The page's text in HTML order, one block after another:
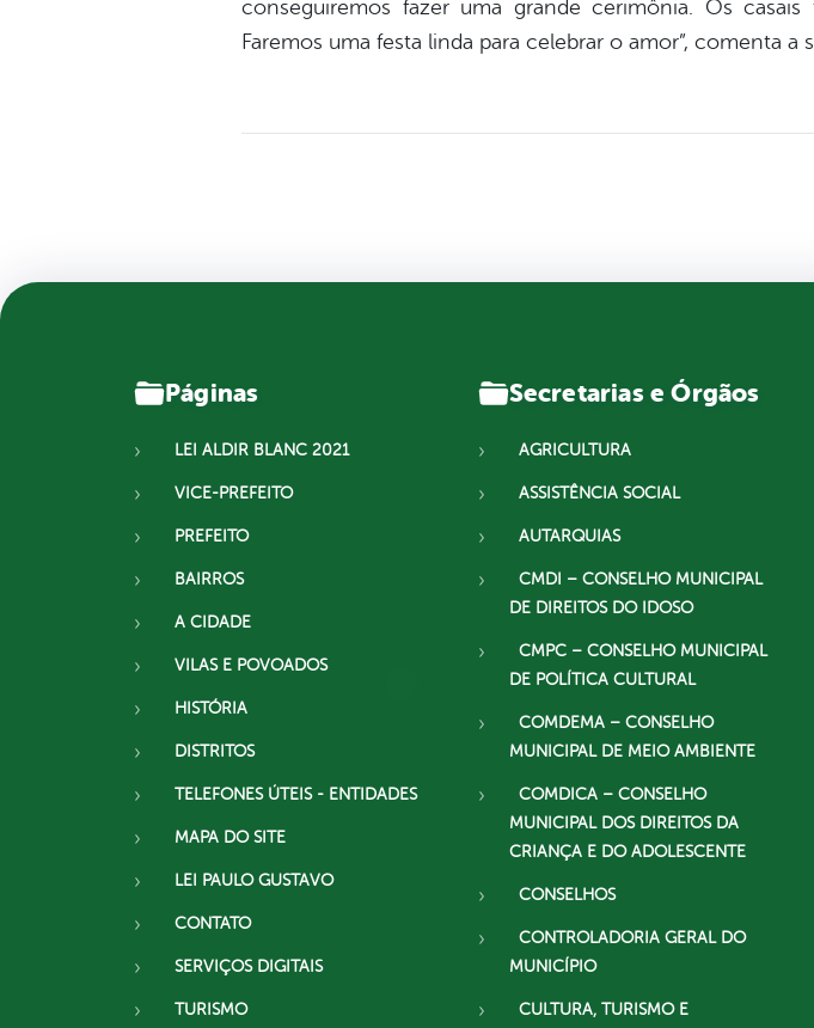
conseguiremos fazer uma grande cerimônia. Os
Faremos uma festa linda para celebrar o amor”, comenta
Páginas
LEI ALDIR BLANC 2021
VICE-PREFEITO
PREFEITO
BAIRROS
A CIDADE
VILAS E POVOADOS
HISTÓRIA
DISTRITOS
TELEFONES ÚTEIS - ENTIDADES
MAPA DO SITE
LEI PAULO GUSTAVO
CONTATO
SERVIÇOS DIGITAIS
TURISMO
Secretarias e Órgãos
AGRICULTURA
ASSISTÊNCIA SOCIAL
AUTARQUIAS
CMDI – CONSELHO MUNICIPAL
DE DIREITOS DO IDOSO
CMPC – CONSELHO MUNICIPAL
DE POLÍTICA CULTURAL
COMDEMA – CONSELHO
MUNICIPAL DE MEIO AMBIENTE
COMDICA – CONSELHO
MUNICIPAL DOS DIREITOS DA
CRIANÇA E DO ADOLESCENTE
CONSELHOS
CONTROLADORIA GERAL DO
MUNICÍPIO
CULTURA, TURISMO E